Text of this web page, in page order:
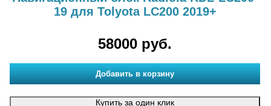
19 для Tolyota LC200 2019+
58000 руб.